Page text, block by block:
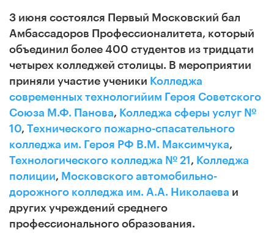
3 июня состоялся Первый Московский бал
Амбассадоров Профессионалитета, который
объединил более 400 студентов из тридцати
четырех колледжей столицы. В мероприятии
приняли участие ученики Колледжа
современных технологийим Героя Советского
Союза М.Ф. Панова, Колледжа сферы услуг №
10, Технического пожарно-спасательного
колледжа им. Героя РФ В.М. Максимчука,
Технологического колледжа № 21 , Колледжа
полиции, Московского автомобильно-
дорожного колледжа им. А.А. Николаева и
других учреждений среднего
профессионального образования.